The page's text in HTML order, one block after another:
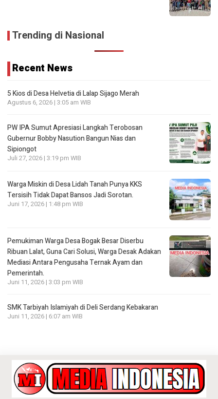
Trending di Nasional
Recent News
5 Kios di Desa Helvetia di Lalap Sijago Merah
Agustus 6, 2026 | 3:05 am WIB
PW IPA Sumut Apresiasi Langkah Terobosan
Gubernur Bobby Nasution Bangun Nias dan
Sipiongot
Juli 27, 2026 | 3:19 pm WIB
Warga Miskin di Desa Lidah Tanah Punya KKS
Tersisih Tidak Dapat Bansos Jadi Sorotan.
Juni 17, 2026 | 1:48 pm WIB
Pemukiman Warga Desa Bogak Besar Diserbu
Ribuan Lalat, Guna Cari Solusi, Warga Desak Adakan
Mediasi Antara Pengusaha Ternak Ayam dan
Pemerintah.
Juni 11, 2026 | 3:03 pm WIB
SMK Tarbiyah Islamiyah di Deli Serdang Kebakaran
Juni 11, 2026 | 6:07 am WIB